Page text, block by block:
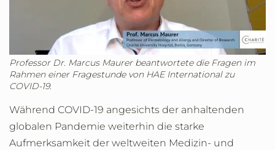
Professor Dr. Marcus Maurer beantwortete die Fragen im
Rahmen einer Fragestunde von HAE International zu
COVID-19.
Während COVID-19 angesichts der anhaltenden
globalen Pandemie weiterhin die starke
Aufmerksamkeit der weltweiten Medizin- und